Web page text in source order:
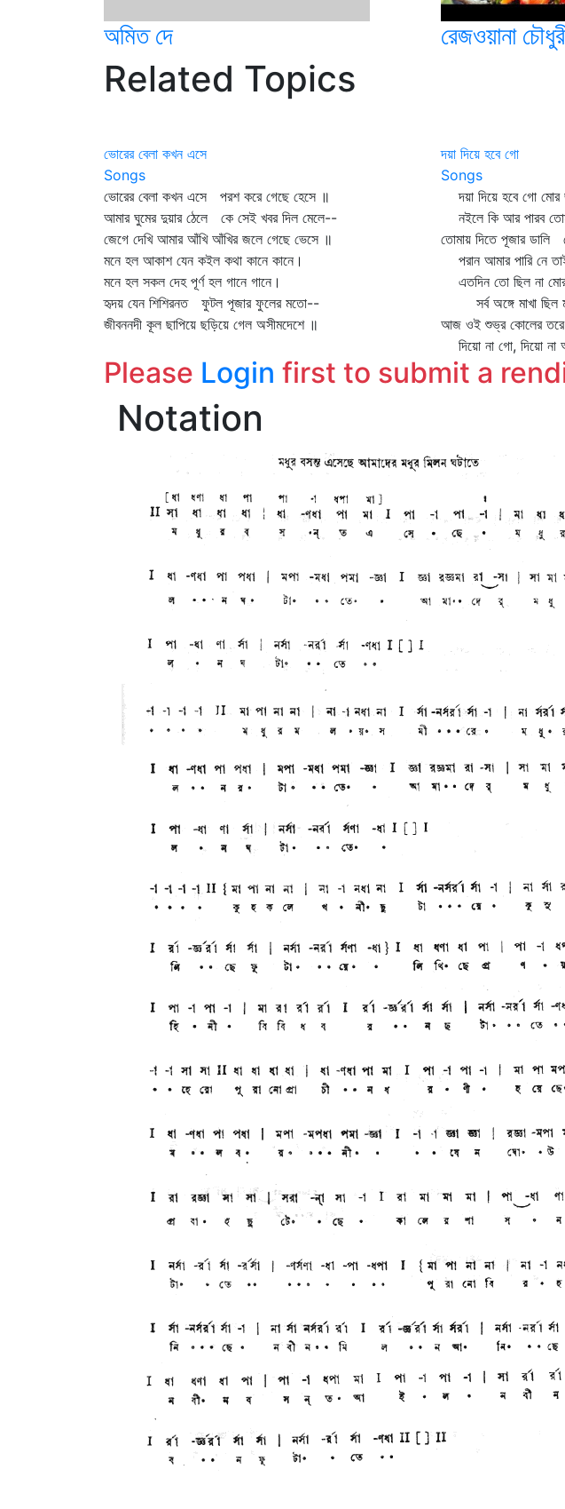
অমিত দে রেজওয়ানা
Related Topics
ভোরের বেলা কখন এসে
Songs
ভোরের বেলা কখন এসে পরশ করে গেছে হেসে ॥
আমার ঘুমের দুয়ার ঠেলে কে সেই খবর দিল মেলে--
জেগে দেখি আমার আঁখি আঁখির জলে গেছে ভেসে ॥
মনে হল আকাশ যেন কইল কথা কানে কানে।
মনে হল সকল দেহ পূর্ণ হল গানে গানে।
হৃদয় যেন শিশিরনত ফুটল পূজার ফুলের মতো--
জীবননদী কূল ছাপিয়ে ছড়িয়ে গেল অসীমদেশে ॥
দয়া দিয়ে হবে গো
Songs
দয়া দিয়ে হবে গো মোর
নইলে কি আর পারব
তোমায় দিতে পূজার ডালি
পরান আমার পারি নে
এতদিন তো ছিল না
সর্ব অঙ্গে মাখা ছিল
আজ ওই শুভ্র কোলের
দিয়ো না গো, দিয়ো না
Please Login first to submit a
Notation